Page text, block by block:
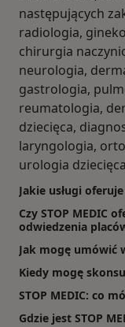
następujących
radiologia,
chirurgia
neurologia,
gastrologia,
reumatologia,
dziecięca,
laryngologia,
urologia
Jakie usługi oferuje
Czy STOP MEDIC
odwiedzenia
Jak mogę umówić
Kiedy mogę
STOP MEDIC: co
Gdzie jest STOP